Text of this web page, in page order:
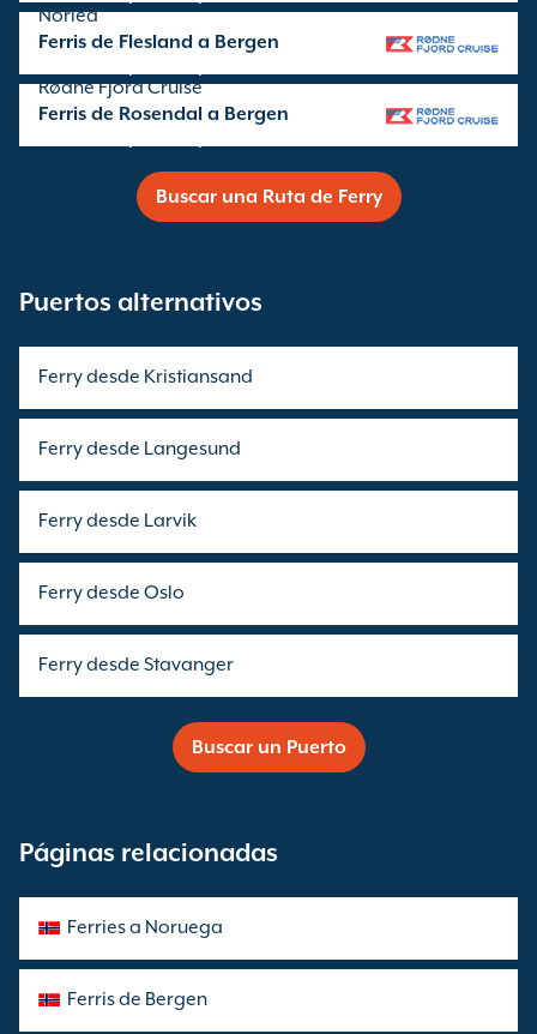
Norled
Ferris de Flesland a Bergen
Rødne Fjord Cruise
Ferris de Rosendal a Bergen
Buscar una Ruta de Ferry
Puertos alternativos
Ferry desde Kristiansand
Ferry desde Langesund
Ferry desde Larvik
Ferry desde Oslo
Ferry desde Stavanger
Buscar un Puerto
Páginas relacionadas
Ferries a Noruega
Ferris de Bergen